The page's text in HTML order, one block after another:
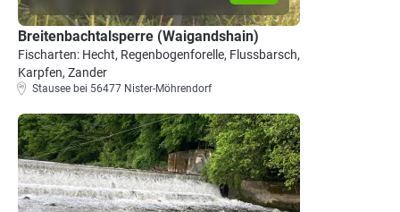
Breitenbachtalsperre (Waigandshain)
Fischarten: Hecht, Regenbogenforelle, Flussbarsch,
Karpfen, Zander
Stausee bei 56477 Nister-Möhrendorf